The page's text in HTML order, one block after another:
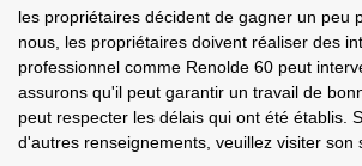
les propriétaires décident de gagner un peu
nous, les propriétaires doivent réaliser des
professionnel comme Renolde 60 peut
assurons qu'il peut garantir un travail de
peut respecter les délais qui ont été établis.
d'autres renseignements, veuillez visiter son